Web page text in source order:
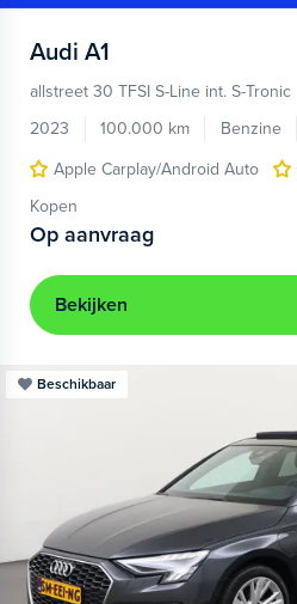
Audi A1
allstreet 30 TFSI S-Line int. S-Tronic
2023
100.000 km Benzine
Apple Carplay/Android Auto
Kopen
Op aanvraag
Bekijken
Beschikbaar